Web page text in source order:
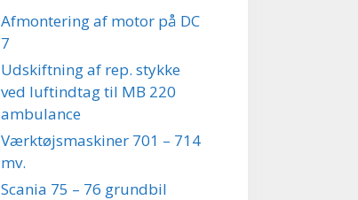
Afmontering af motor på DC
7
Udskiftning af rep. stykke
ved luftindtag til MB 220
ambulance
Værktøjsmaskiner 701 – 714
mv.
Scania 75 – 76 grundbil